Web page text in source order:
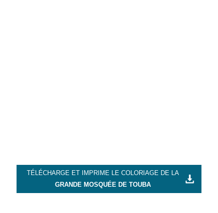
TÉLÉCHARGE ET IMPRIME LE COLORIAGE DE LA
GRANDE MOSQUÉE DE TOUBA